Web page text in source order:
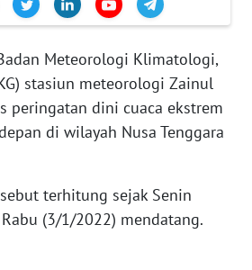
Meteorologi Klimatologi,
stasiun meteorologi Zainul
peringatan dini cuaca ekstrem
di wilayah Nusa Tenggara
terhitung sejak Senin
(3/1/2022) mendatang.